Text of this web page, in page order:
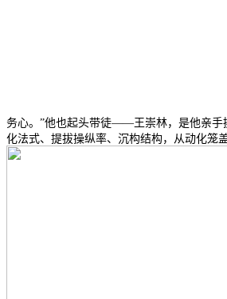
务心。”他也起头带徒——王崇林，是他亲手
化法式、提拔操纵率、沉构结构，从动化笼